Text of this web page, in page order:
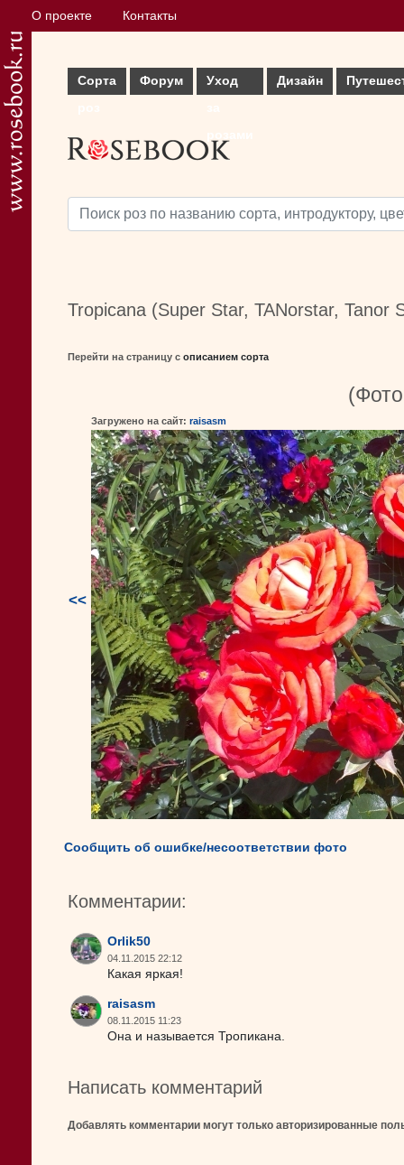
О проекте Контакты
Сорта
Форум
Уход
Дизайн
Tropicana (Super Star, TANorstar, Tanor
Перейти на страницу с описанием сорта
<<
Загружено на сайт: raisasm
Сообщить об ошибке/несоответствии фото
Комментарии:
Orlik50
04.11.2015 22:12
Какая яркая!
raisasm
08.11.2015 11:23
Она и называется Тропикана.
Написать комментарий
Добавлять комментарии могут только авторизированные